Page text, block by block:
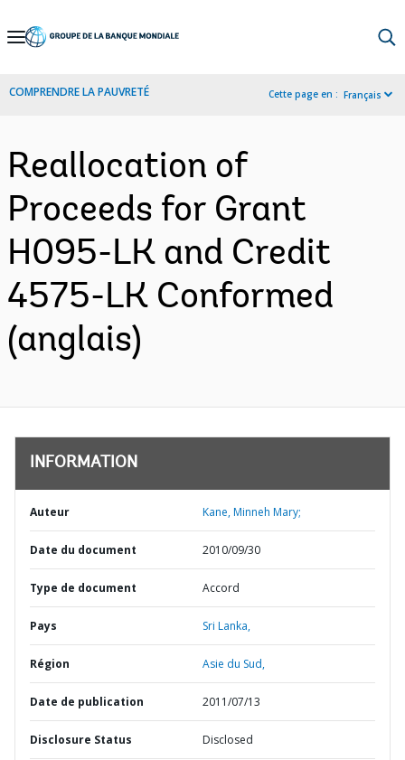
Skip
Navigation
COMPRENDRE LA PAUVRETÉ Cette page en : Français
Reallocation of
Proceeds for Grant
H095-LK and Credit
4575-LK Conformed
(anglais)
INFORMATION
Auteur Kane, Minneh Mary;
Date du document 2010/09/30
Type de document Accord
Pays Sri Lanka,
Région Asie du Sud,
Date de publication 2011/07/13
Disclosure Status Disclosed